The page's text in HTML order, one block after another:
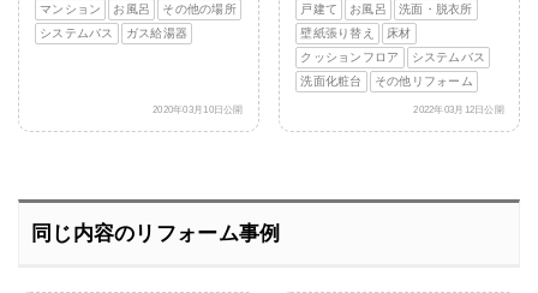
マンション
お風呂
その他の場所
システムバス
ガス給湯器
2020年03月10日公開
戸建て
お風呂
洗面・脱衣所
壁紙張り替え
床材
クッションフロア
システムバス
洗面化粧台
その他リフォーム
2022年03月12日公開
同じ内容のリフォーム事例